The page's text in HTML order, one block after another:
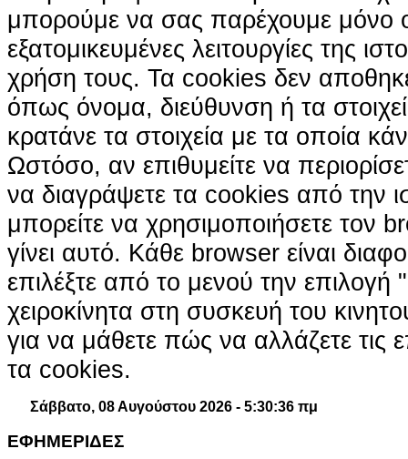
μπορούμε να σας παρέχουμε μόνο
εξατομικευμένες λειτουργίες της
χρήση τους. Τα cookies δεν
όπως όνομα, διεύθυνση ή τα
κρατάνε τα στοιχεία με τα οποία
Ωστόσο, αν επιθυμείτε να
να διαγράψετε τα cookies από την
μπορείτε να χρησιμοποιήσετε τον
γίνει αυτό. Κάθε browser είναι
επιλέξτε από το μενού την επιλογή
χειροκίνητα στη συσκευή του
για να μάθετε πώς να αλλάζετε τις
τα cookies.
Σάββατο, 08 Αυγούστου 2026 - 5:30:37 πμ
ΕΦΗΜΕΡΙΔΕΣ